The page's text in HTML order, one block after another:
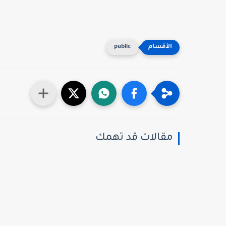
public
مقالات قد تهمك